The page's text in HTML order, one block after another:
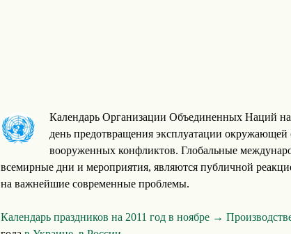
Календарь Организации Объединенных Наций
день предотвращения эксплуатации
вооруженных конфликтов. Глобальные
всемирные дни и мероприятия, являются публичной
на важнейшие современные проблемы.
Календарь праздников на 2011 год в ноябре →